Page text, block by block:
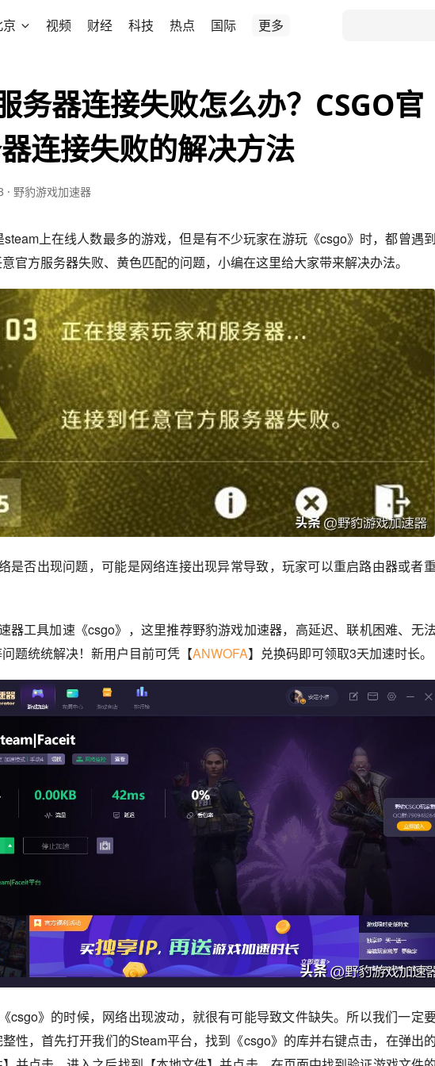
视频 财经 科技 热点 国际 更多
务器连接失败怎么办？CSGO官
连接失败的解决方法
· 野豹游戏加速器
steam上在线人数最多的游戏，但是有不少玩家在游玩《csgo》时，都曾遇
官方服务器失败、黄色匹配的问题，小编在这里给大家带来解决办法。
是否出现问题，可能是网络连接出现异常导致，玩家可以重启路由器或者
器工具加速《csgo》，这里推荐野豹游戏加速器，高延迟、联机困难、无
题统统解决！新用户目前可凭【ANWOFA】兑换码即可领取3天加速时长。
csgo》的时候，网络出现波动，就很有可能导致文件缺失。所以我们一定
性，首先打开我们的Steam平台，找到《csgo》的库并右键点击，在弹出